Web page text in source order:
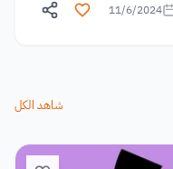
11/6/2024
شاهد الكل